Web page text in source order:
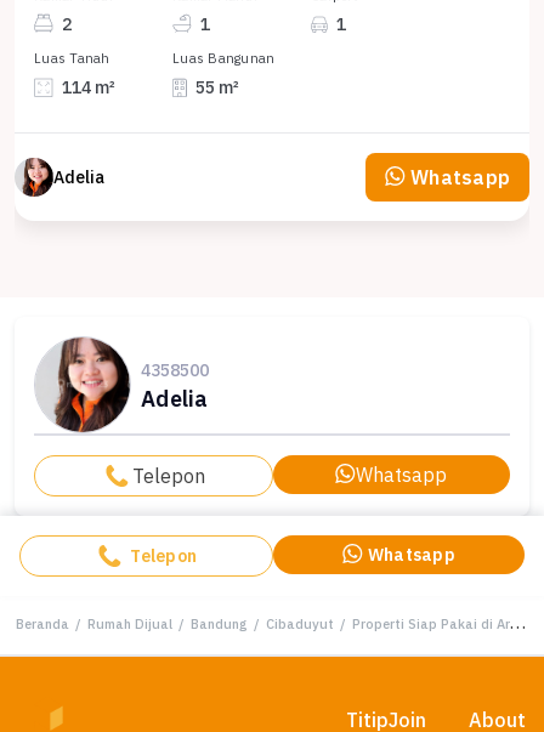
2 1 1
Luas Tanah
114 m²
Luas Bangunan
55 m²
Adelia Whatsapp
4358500
Adelia
Telepon Whatsapp
Telepon Whatsapp
Beranda / Rumah Dijual / Bandung / Cibaduyut / Properti Siap Pakai di Area Cibaduyut, Bandung, LT 72m²
TitipJoin About